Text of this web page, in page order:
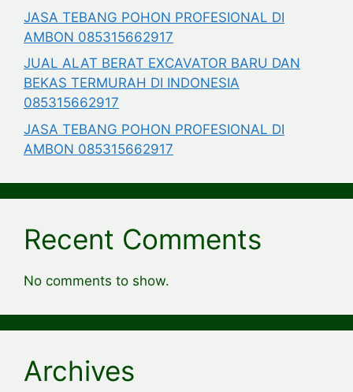
JASA TEBANG POHON PROFESIONAL DI
AMBON 085315662917
JUAL ALAT BERAT EXCAVATOR BARU DAN
BEKAS TERMURAH DI INDONESIA
085315662917
JASA TEBANG POHON PROFESIONAL DI
AMBON 085315662917
Recent Comments
No comments to show.
Archives